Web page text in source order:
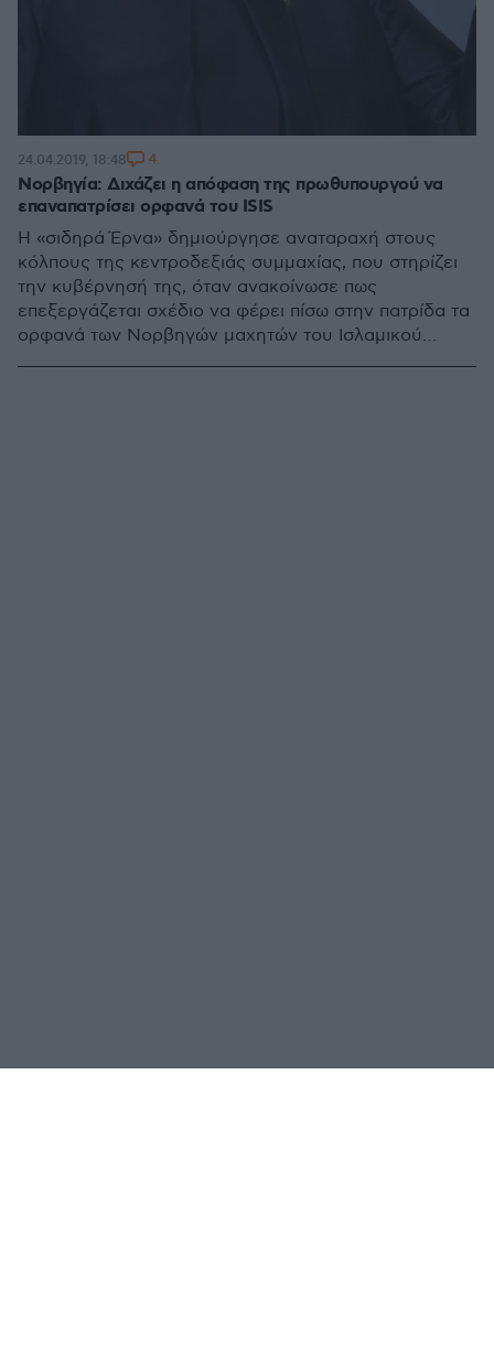
Νορβηγία: Διχάζει η απόφαση της πρωθυπουργού να
επαναπατρίσει ορφανά του ISIS
Η «σιδηρά Έρνα» δημιούργησε αναταραχή στους
κόλπους της κεντροδεξιάς συμμαχίας, που στηρίζει
την κυβέρνησή της, όταν ανακοίνωσε πως
επεξεργάζεται σχέδιο να φέρει πίσω στην πατρίδα τα
ορφανά των Νορβηγών μαχητών του Ισλαμικού
24.04.2019, 18:48 4